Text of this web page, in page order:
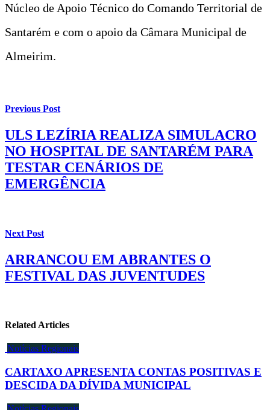
Núcleo de Apoio Técnico do Comando Territorial de
Santarém e com o apoio da Câmara Municipal de
Almeirim.
Previous Post
ULS LEZÍRIA REALIZA SIMULACRO
NO HOSPITAL DE SANTARÉM PARA
TESTAR CENÁRIOS DE
EMERGÊNCIA
Next Post
ARRANCOU EM ABRANTES O
FESTIVAL DAS JUVENTUDES
Related Articles
Notícias Regionais
CARTAXO APRESENTA CONTAS POSITIVAS E
DESCIDA DA DÍVIDA MUNICIPAL